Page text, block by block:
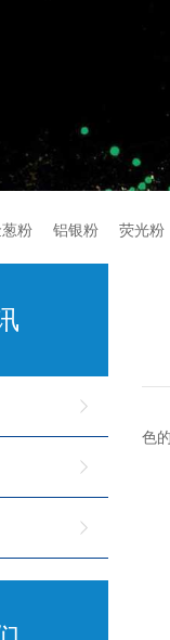
粉 铝银粉 荧光粉
色